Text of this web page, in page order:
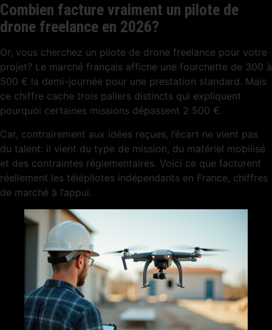
Combien facture vraiment un pilote de
drone freelance en 2026?
Or, vous cherchez un pilote de drone freelance pour votre
projet? Le marché français affiche une fourchette de 300 à
500 € la demi-journée pour une prestation standard. Mais
ce chiffre cache trois paliers distincts qui expliquent
pourquoi certaines missions dépassent 2 500 €.
Car, contrairement aux idées reçues, l’écart ne vient pas
du talent: il vient du type de mission, du matériel mobilisé
et des contraintes réglementaires. Voici ce que facturent
réellement les télépilotes indépendants en France, chiffres
de marché à l’appui.